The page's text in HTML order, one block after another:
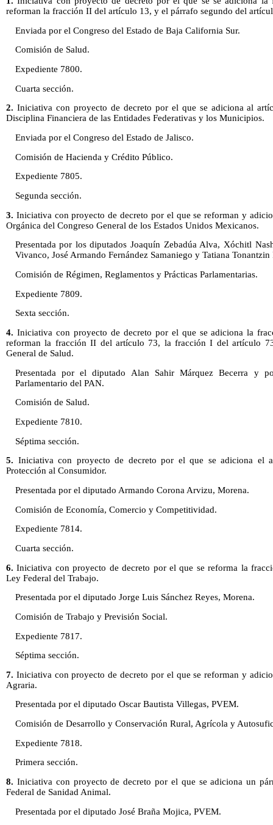
reforman la fracción II del artículo 13, y el párrafo segundo del
Enviada por el Congreso del Estado de Baja California Sur.
Comisión de Salud.
Expediente 7800.
Cuarta sección.
2. Iniciativa con proyecto de decreto por el que se adiciona al
Disciplina Financiera de las Entidades Federativas y los Municipios.
Enviada por el Congreso del Estado de Jalisco.
Comisión de Hacienda y Crédito Público.
Expediente 7805.
Segunda sección.
3. Iniciativa con proyecto de decreto por el que se reforman y
Orgánica del Congreso General de los Estados Unidos Mexicanos.
Presentada por los diputados Joaquín Zebadúa Alva, Xóchitl
Vivanco, José Armando Fernández Samaniego y Tatiana
Comisión de Régimen, Reglamentos y Prácticas Parlamentarias.
Expediente 7809.
Sexta sección.
4. Iniciativa con proyecto de decreto por el que se adiciona la
reforman la fracción II del artículo 73, la fracción I del artículo
General de Salud.
Presentada por el diputado Alan Sahir Márquez Becerra y
Parlamentario del PAN.
Comisión de Salud.
Expediente 7810.
Séptima sección.
5. Iniciativa con proyecto de decreto por el que se adiciona el
Protección al Consumidor.
Presentada por el diputado Armando Corona Arvizu, Morena.
Comisión de Economía, Comercio y Competitividad.
Expediente 7814.
Cuarta sección.
6. Iniciativa con proyecto de decreto por el que se reforma la
Ley Federal del Trabajo.
Presentada por el diputado Jorge Luis Sánchez Reyes, Morena.
Comisión de Trabajo y Previsión Social.
Expediente 7817.
Séptima sección.
7. Iniciativa con proyecto de decreto por el que se reforman y
Agraria.
Presentada por el diputado Oscar Bautista Villegas, PVEM.
Comisión de Desarrollo y Conservación Rural, Agrícola y
Expediente 7818.
Primera sección.
8. Iniciativa con proyecto de decreto por el que se adiciona un
Federal de Sanidad Animal.
Presentada por el diputado José Braña Mojica, PVEM.